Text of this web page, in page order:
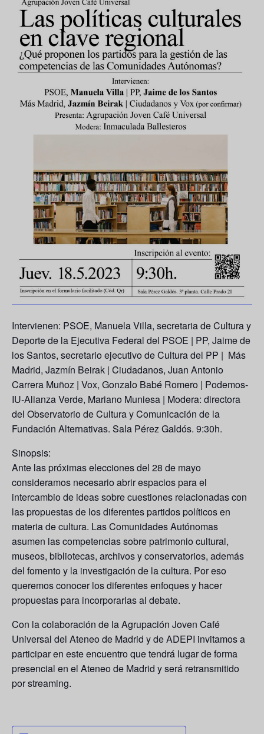
Intervienen: PSOE, Manuela Villa, secretaria de Cultura y
Deporte de la Ejecutiva Federal del PSOE | PP, Jaime de
los Santos, secretario ejecutivo de Cultura del PP | Más
Madrid, Jazmín Beirak | Ciudadanos, Juan Antonio
Carrera Muñoz | Vox, Gonzalo Babé Romero | Podemos-
IU-Alianza Verde, Mariano Muniesa | Modera: directora
del Observatorio de Cultura y Comunicación de la
Fundación Alternativas. Sala Pérez Galdós. 9:30h.
Sinopsis:
Ante las próximas elecciones del 28 de mayo
consideramos necesario abrir espacios para el
intercambio de ideas sobre cuestiones relacionadas con
las propuestas de los diferentes partidos políticos en
materia de cultura. Las Comunidades Autónomas
asumen las competencias sobre patrimonio cultural,
museos, bibliotecas, archivos y conservatorios, además
del fomento y la investigación de la cultura. Por eso
queremos conocer los diferentes enfoques y hacer
propuestas para incorporarlas al debate.
Con la colaboración de la Agrupación Joven Café
Universal del Ateneo de Madrid y de ADEPI invitamos a
participar en este encuentro que tendrá lugar de forma
presencial en el Ateneo de Madrid y será retransmitido
por streaming.